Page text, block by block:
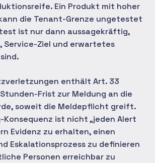
Ein Produkt mit hoher
die Tenant-Grenze ungetestet
ist nur dann aussagekräftig,
Service-Ziel und erwartetes
enthält Art. 33
Stunden-Frist zur Meldung an die
soweit die Meldepflicht greift.
Konsequenz ist nicht „jeden Alert
Evidenz zu erhalten, einen
Eskalationsprozess zu definieren
Personen erreichbar zu